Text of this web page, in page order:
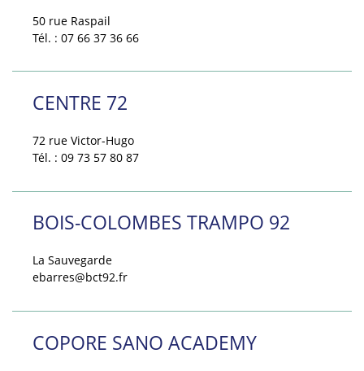
50 rue Raspail
Tél. : 07 66 37 36 66
CENTRE 72
72 rue Victor-Hugo
Tél. : 09 73 57 80 87
BOIS-COLOMBES TRAMPO 92
La Sauvegarde
ebarres@bct92.fr
COPORE SANO ACADEMY